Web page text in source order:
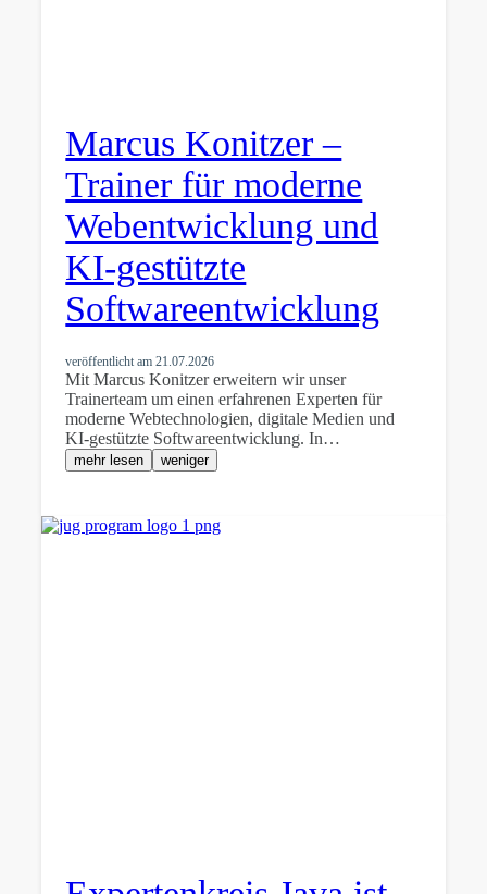
Marcus Konitzer –
Trainer für moderne
Webentwicklung und
KI-gestützte
Softwareentwicklung
veröffentlicht am21.07.2026
Mit Marcus Konitzer erweitern wir unser
Trainerteam um einen erfahrenen Experten für
moderne Webtechnologien, digitale Medien und
KI-gestützte Softwareentwicklung. In…
mehr lesen weniger